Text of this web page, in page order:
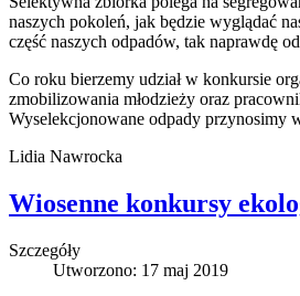
naszych pokoleń, jak będzie wyglądać
część naszych odpadów, tak naprawdę
Co roku bierzemy udział w konkursie
zmobilizowania młodzieży oraz
Wyselekcjonowane odpady przynosimy
Lidia Nawrocka
Wiosenne konkursy
Szczegóły
Utworzono: 17 maj 2019